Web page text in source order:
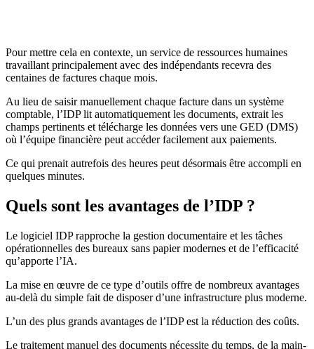
Pour mettre cela en contexte, un service de ressources humaines
travaillant principalement avec des indépendants recevra des
centaines de factures chaque mois.
Au lieu de saisir manuellement chaque facture dans un système
comptable, l’IDP lit automatiquement les documents, extrait les
champs pertinents et télécharge les données vers une GED (DMS)
où l’équipe financière peut accéder facilement aux paiements.
Ce qui prenait autrefois des heures peut désormais être accompli en
quelques minutes.
Quels sont les avantages de l’IDP ?
Le logiciel IDP rapproche la gestion documentaire et les tâches
opérationnelles des bureaux sans papier modernes et de l’efficacité
qu’apporte l’IA.
La mise en œuvre de ce type d’outils offre de nombreux avantages
au-delà du simple fait de disposer d’une infrastructure plus moderne.
L’un des plus grands avantages de l’IDP est la réduction des coûts.
Le traitement manuel des documents nécessite du temps, de la main-